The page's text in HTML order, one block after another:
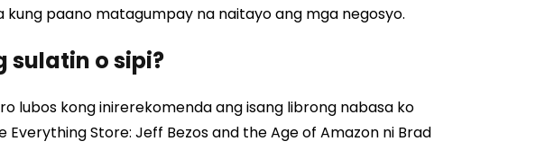
paano matagumpay na naitayo ang mga negosyo.
sulatin o sipi?
lubos kong inirerekomenda ang isang librong nabasa ko
Store: Jeff Bezos and the Age of Amazon ni Brad